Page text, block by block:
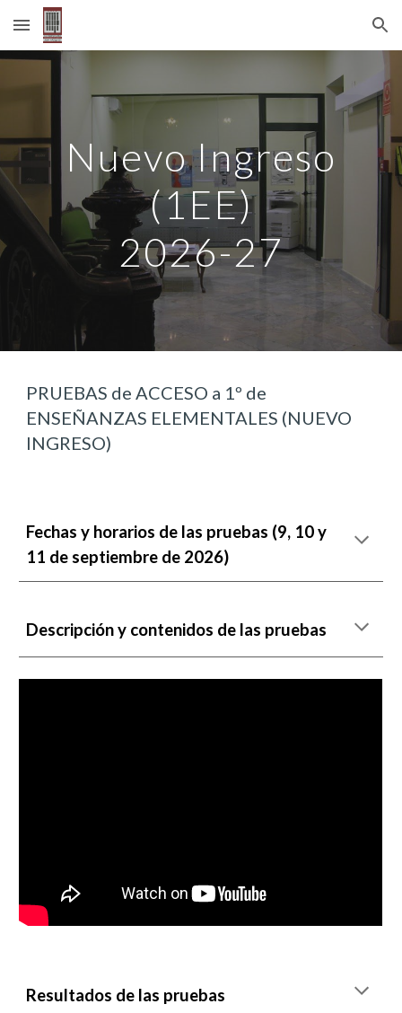
Skip to main content Skip to navigation
Nuevo Ingreso
(1EE)
2026-27
PRUEBAS de ACCESO a 1º de
ENSEÑANZAS ELEMENTALES (NUEVO
INGRESO)
Fechas y horarios de las pruebas (9, 10 y
11 de septiembre de 2026)
Descripción y contenidos de las pruebas
Resultados de las pruebas